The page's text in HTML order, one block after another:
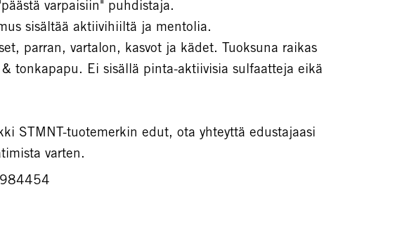
varpaisiin" puhdistaja.
sisältää aktiivihiiltä ja mentolia.
parran, vartalon, kasvot ja kädet. Tuoksuna raikas
tonkapapu. Ei sisällä pinta-aktiivisia sulfaatteja eikä
STMNT-tuotemerkin edut, ota yhteyttä edustajaasi
varten.